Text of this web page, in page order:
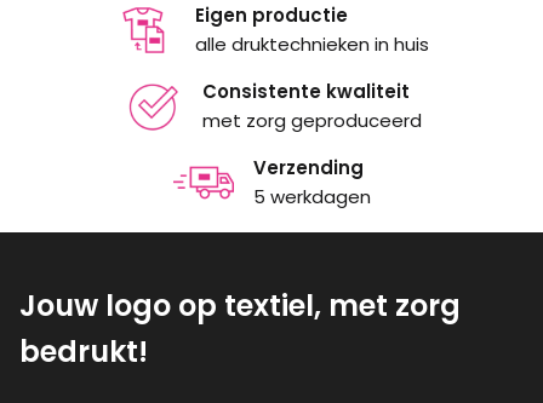
Eigen productie
alle druktechnieken in huis
Consistente kwaliteit
met zorg geproduceerd
Verzending
5 werkdagen
Jouw logo op textiel, met zorg
bedrukt!